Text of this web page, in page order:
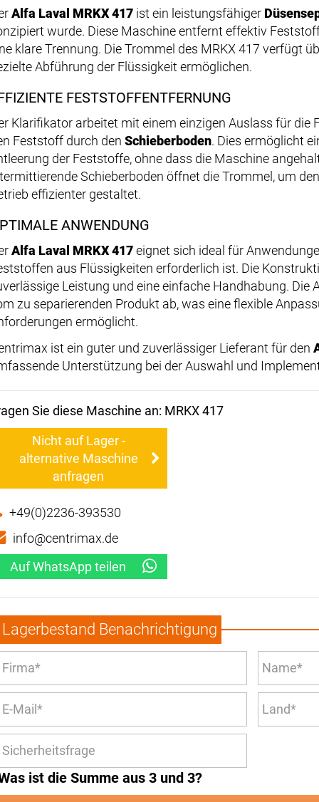
Alfa Laval MRKX 417 ist ein leistungsfähiger
wurde. Diese Maschine entfernt effektiv
klare Trennung. Die Trommel des MRKX 417 verfügt
Abführung der Flüssigkeit ermöglichen.
FESTSTOFFENTFERNUNG
Klarifikator arbeitet mit einem einzigen Auslass für die
Feststoff durch den Schieberboden. Dies ermöglicht
der Feststoffe, ohne dass die Maschine
Schieberboden öffnet die Trommel, um
effizienter gestaltet.
ANWENDUNG
Alfa Laval MRKX 417eignet sich ideal für
aus Flüssigkeiten erforderlich ist. Die
Leistung und eine einfache Handhabung. Die
zu separierenden Produkt ab, was eine flexible
ermöglicht.
ist ein guter und zuverlässiger Lieferant für den
Unterstützung bei der Auswahl und
Sie diese Maschine an: MRKX 417
Nicht auf Lager -
alternative Maschine
anfragen
+49(0)2236-393530
info@centrimax.de
Auf WhatsApp teilen
Lagerbestand Benachrichtigung
ist die Summe aus 3 und 3?